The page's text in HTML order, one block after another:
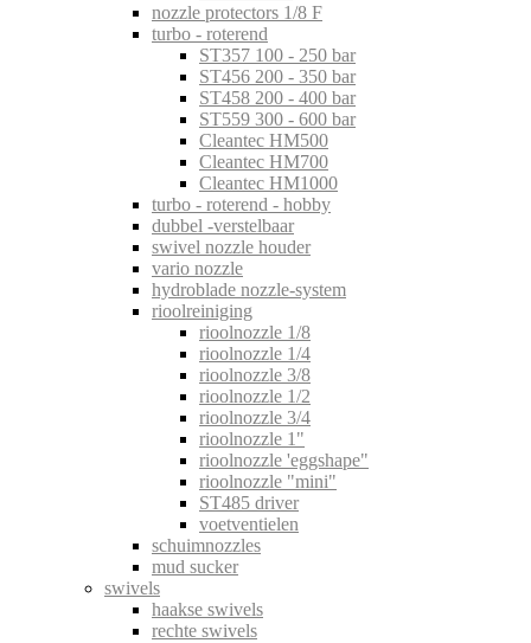
nozzle protectors 1/8 F
turbo - roterend
ST357 100 - 250 bar
ST456 200 - 350 bar
ST458 200 - 400 bar
ST559 300 - 600 bar
Cleantec HM500
Cleantec HM700
Cleantec HM1000
turbo - roterend - hobby
dubbel -verstelbaar
swivel nozzle houder
vario nozzle
hydroblade nozzle-system
rioolreiniging
rioolnozzle 1/8
rioolnozzle 1/4
rioolnozzle 3/8
rioolnozzle 1/2
rioolnozzle 3/4
rioolnozzle 1"
rioolnozzle 'eggshape"
rioolnozzle "mini"
ST485 driver
voetventielen
schuimnozzles
mud sucker
swivels
haakse swivels
rechte swivels